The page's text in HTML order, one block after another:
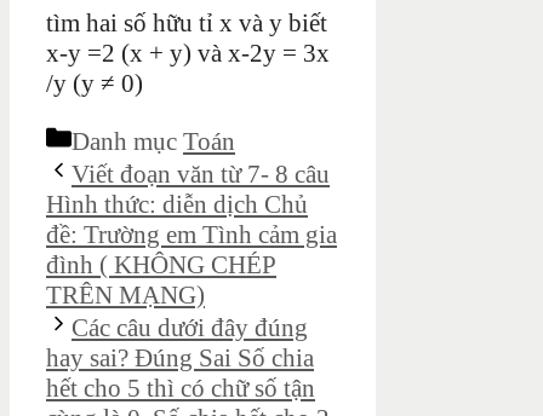
tìm hai số hữu tỉ x và y biết
x-y =2 (x + y) và x-2y = 3x
/y (y ≠ 0)
Danh mục Toán
Viết đoạn văn từ 7- 8 câu
Hình thức: diễn dịch Chủ
đề: Trường em Tình cảm gia
đình ( KHÔNG CHÉP
TRÊN MẠNG)
Các câu dưới đây đúng
hay sai? Đúng Sai Số chia
hết cho 5 thì có chữ số tận